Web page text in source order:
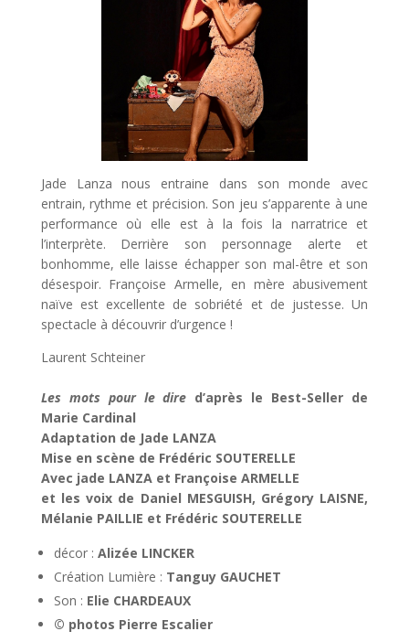
Jade Lanza nous entraine dans son monde avec
entrain, rythme et précision. Son jeu s’apparente à une
performance où elle est à la fois la narratrice et
l’interprète. Derrière son personnage alerte et
bonhomme, elle laisse échapper son mal-être et son
désespoir. Françoise Armelle, en mère abusivement
naïve est excellente de sobriété et de justesse. Un
spectacle à découvrir d’urgence !
Laurent Schteiner
Les mots pour le dire d’après le Best-Seller de
Marie Cardinal
Adaptation de Jade LANZA
Mise en scène de Frédéric SOUTERELLE
Avec jade LANZA et Françoise ARMELLE
et les voix de Daniel MESGUISH, Grégory LAISNE,
Mélanie PAILLIE et Frédéric SOUTERELLE
décor : Alizée LINCKER
Création Lumière : Tanguy GAUCHET
Son : Elie CHARDEAUX
© photos Pierre Escalier